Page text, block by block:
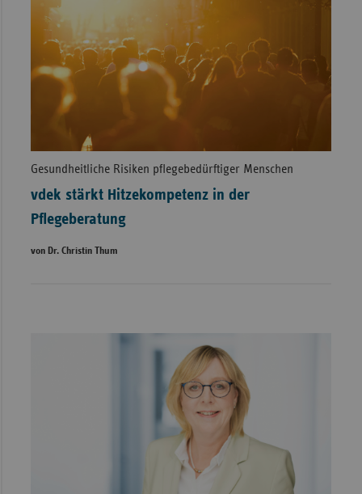
Gesundheitliche Risiken pflegebedürftiger Menschen
vdek stärkt Hitzekompetenz in der
Pflegeberatung
von Dr. Christin Thum